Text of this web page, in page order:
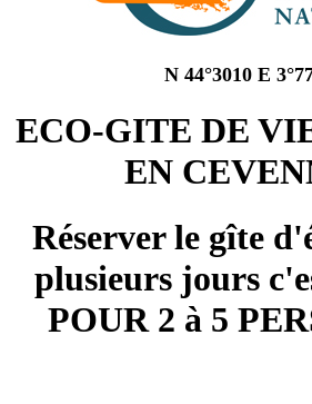
N 44°3010 E
ECO-GITE DE
EN
Réserver le gîte
plusieurs jours
POUR 2 à 5